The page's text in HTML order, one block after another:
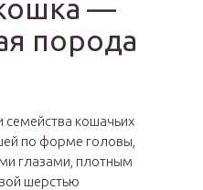
—
порода
кошачьих
по форме головы,
глазами, плотным
шерстью